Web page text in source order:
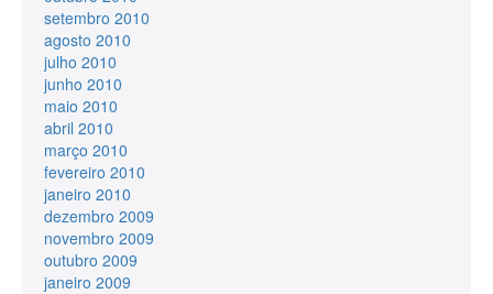
setembro 2010
agosto 2010
julho 2010
junho 2010
maio 2010
abril 2010
março 2010
fevereiro 2010
janeiro 2010
dezembro 2009
novembro 2009
outubro 2009
janeiro 2009